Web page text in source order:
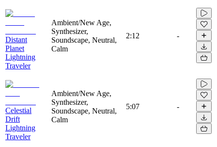
Distant
Planet
Lightning
Traveler
Ambient/New Age,
Synthesizer,
Soundscape, Neutral,
Calm
2:12 -
Celestial
Drift
Lightning
Traveler
Ambient/New Age,
Synthesizer,
Soundscape, Neutral,
Calm
5:07 -